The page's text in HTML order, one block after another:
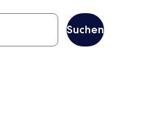
Suchen